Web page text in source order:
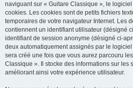
naviguant sur « Guitare Classique », le
cookies. Les cookies sont de petits fichiers
temporaires de votre navigateur Internet. Les
contiennent un identifiant utilisateur (désigné
identifiant de session anonyme (désigné ci-
deux automatiquement assignés par le
sera créé une fois que vous aurez parcouru
Classique ». Il stocke des informations sur les
améliorant ainsi votre expérience utilisateur.